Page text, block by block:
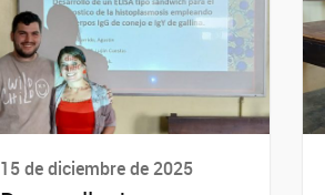
15 de diciembre de 2025